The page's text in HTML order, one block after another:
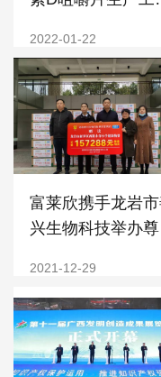
2022-01-22
富莱欣携手龙岩
兴生物科技举办尊
2021-12-29